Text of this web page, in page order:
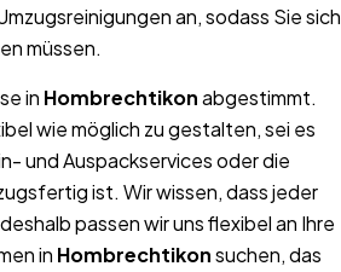
an, sodass Sie sich
müssen.
in Hombrechtikonabgestimmt.
wie möglich zu gestalten, sei es
und Auspackservices oder die
ist. Wir wissen, dass jeder
passen wir uns flexibel an Ihre
in Hombrechtikonsuchen, das